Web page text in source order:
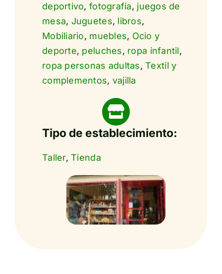
deportivo, fotografía, juegos de
mesa, Juguetes, libros,
Mobiliario, muebles, Ocio y
deporte, peluches, ropa infantil,
ropa personas adultas,Textil y
complementos, vajilla
Tipo de establecimiento:
Taller,Tienda